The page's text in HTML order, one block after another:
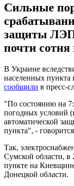
Сильные
защиты ЛЭП.
почти
В Украине
населенных пункта
сообщили в пресс-
"По состоянию на
погодных условий
автоматической
пункта", -
Так,
Сумской области, в
пункте на
Донецкой области.